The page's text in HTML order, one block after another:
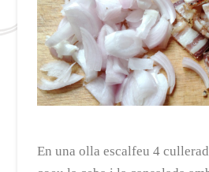
En una olla escalfeu 4